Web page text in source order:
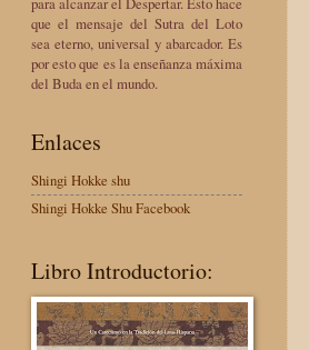
que el mensaje del Sutra del Loto
sea eterno, universal y abarcador. Es
por esto que es la enseñanza máxima
del Buda en el mundo.
Enlaces
Shingi Hokke shu
Shingi Hokke Shu Facebook
Libro Introductorio: